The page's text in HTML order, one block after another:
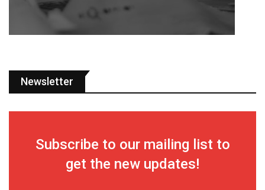
Newsletter
Subscribe to our mailing list to
get the new updates!